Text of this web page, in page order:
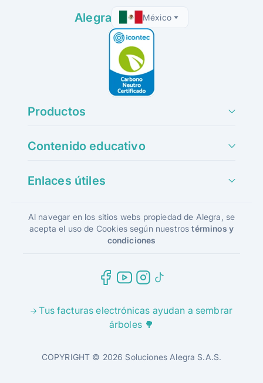
Alegra México
Productos
Contenido educativo
Enlaces útiles
Al navegar en los sitios webs propiedad de Alegra, se
acepta el uso de Cookies según nuestrostérminos y
condiciones
Tus facturas electrónicas ayudan a sembrar
árboles 🌳
COPYRIGHT © 2026 Soluciones Alegra S.A.S.